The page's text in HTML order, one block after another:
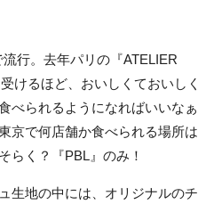
行。去年パリの『ATELIER
けるほど、おいしくておいしく
べられるようになればいいなぁ
京で何店舗か食べられる場所は
らく？『PBL』のみ！
生地の中には、オリジナルのチ